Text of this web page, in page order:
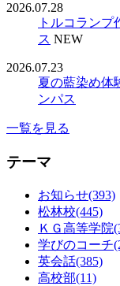
2026.07.28
トルコラン
ス NEW
2026.07.23
夏の藍染め
ンパス
一覧を見る
テーマ
お知らせ(393)
松林校(445)
ＫＧ高等学院
学びのコーチ
英会話(385)
高校部(11)